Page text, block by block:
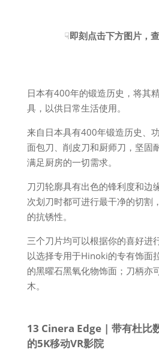
☟即刻点击下方图片，
日本有400年的锻造历史，将其
具，以供日常生活使用。
来自日本具有400年锻造历史、
面包刀、削皮刀和厨师刀，坚固
满足厨房的一切需求。
刀刃轮廓具有出色的锋利度和边
次划刀时都可进行最干净的切割
的抗锈性。
三个刀片均可以根据你的喜好进
以选择专用于Hinoki的专有饰面
的黑曜石黑氧化物饰面；刀柄亦
木。
13 Cinera Edge | 带有杜比
的5K移动VR影院